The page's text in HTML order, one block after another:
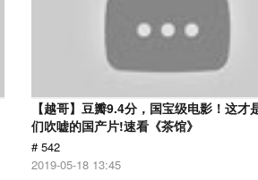
【越哥】豆瓣9.4分，国宝级电影！这才
们吹嘘的国产片!速看《茶馆》
# 542
2019-05-18 13:45